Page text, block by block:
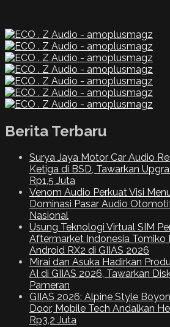
Berita Terbaru
Surya Jaya Motor Car Audio
Ketiga di BSD, Tawarkan
Rp1,5 Juta
Venom Audio Perkuat Visi
Dominasi Pasar Audio
Nasional
Usung Teknologi Virtual SIM
Aftermarket Indonesia Tomiko
Android RX2 di GIIAS 2026
Mirai dan Asuka Hadirkan
AI di GIIAS 2026, Tawarkan
Pameran
GIIAS 2026: Alpine Style
Door, Mobile Tech Andalkan
Rp3,2 Juta